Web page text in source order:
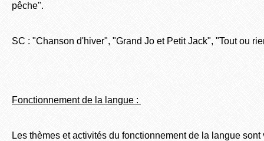
pêche".
SC : "Chanson d'hiver", "Grand Jo et Petit Jack", "Tout ou
Fonctionnement de la langue :
Les thèmes et activités du fonctionnement de la langue